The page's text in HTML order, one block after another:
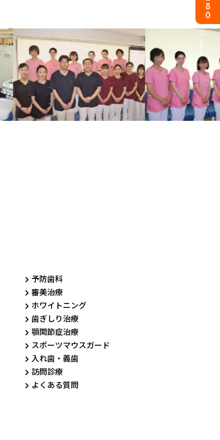
予防歯科
審美治療
ホワイトニング
歯ぎしり治療
顎関節症治療
スポーツマウスガード
入れ歯・義歯
訪問診療
よくある質問